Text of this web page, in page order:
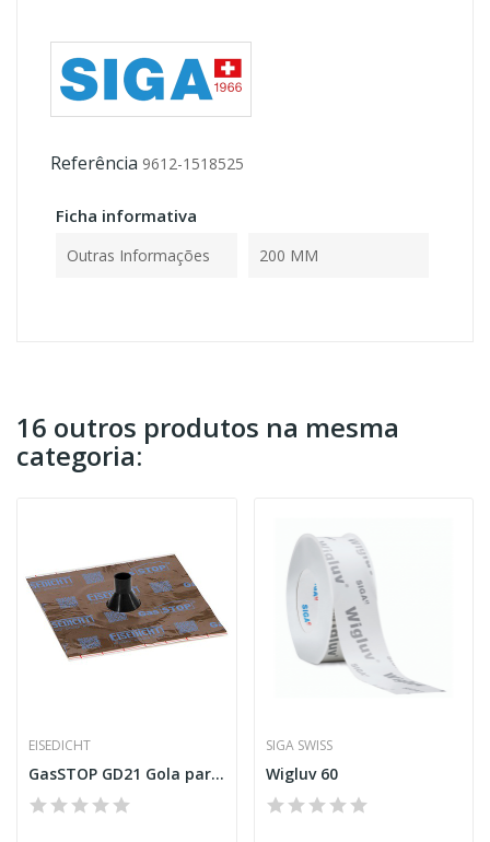
Referência 9612-1518525
Ficha informativa
Outras Informações 200 MM
16 outros produtos na mesma
categoria:
EISEDICHT
GasSTOP GD21 Gola para tubo
SIGA SWISS
Wigluv 60